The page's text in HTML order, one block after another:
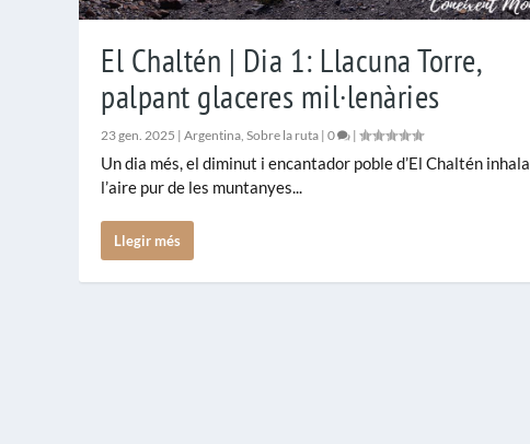
El Chaltén | Dia 1: Llacuna Torre,
palpant glaceres mil·lenàries
23 gen. 2025 | Argentina Sobre la ruta | 0 |
Un dia més, el diminut i encantador poble d’El Chaltén inhala
l’aire pur de les muntanyes...
Llegir més